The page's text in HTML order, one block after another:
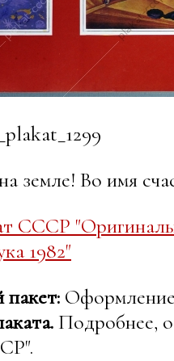
земле! Во имя
СССР
1982"
Оформление
Подробнее,